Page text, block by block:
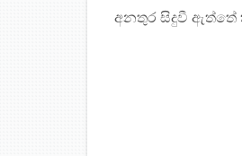
අනතුර සිදුවී ඇත්තේ